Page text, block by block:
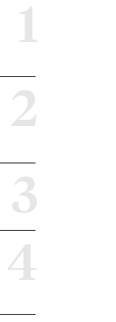
1
2
3
4